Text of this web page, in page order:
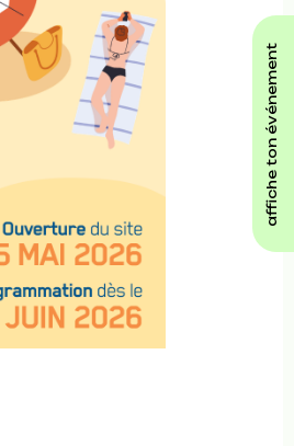
affiche ton événement